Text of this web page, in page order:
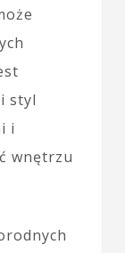
styl
i
wnętrzu